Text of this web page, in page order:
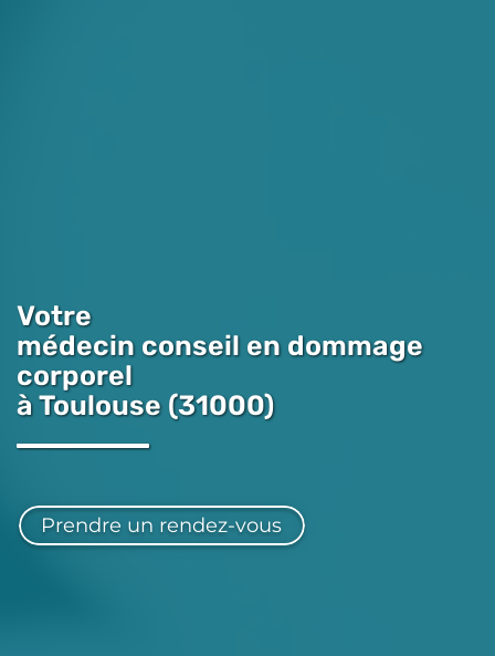
Votre
médecin conseil en dommage
corporel
à Toulouse (31000)
Prendre un rendez-vous